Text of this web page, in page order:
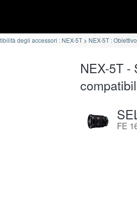
degli accessori : NEX-5T NEX-5T :
NEX-5T -
FE